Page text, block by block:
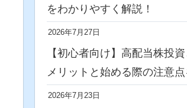
をわかりやすく解説！
2026年7月27日
【初心者向け】高配当株投
メリットと始める際の注意
2026年7月23日